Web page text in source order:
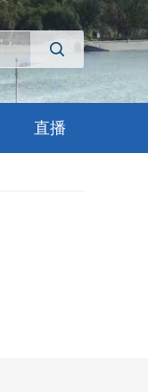
直播